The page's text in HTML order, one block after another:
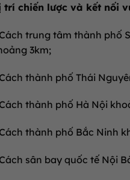
trí chiến lược và kết nối
trung tâm thành phố
3km;
thành phố Thái
thành phố Hà Nội
thành phố Bắc Ninh
sân bay quốc tế Nội